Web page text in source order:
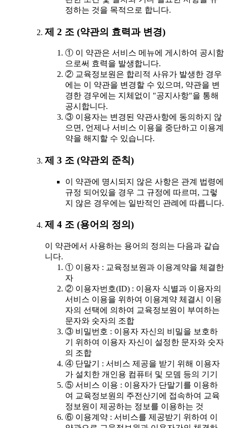
정하는 것을 목적으로 합니다.
제 2 조 (약관의 효력과 변경)
① 이 약관은 서비스 메뉴에 게시하여 공시함
으로써 효력을 발생합니다.
② 교육정보원은 합리적 사유가 발생한 경우
에는 이 약관을 변경할 수 있으며, 약관을 변
경한 경우에는 지체없이 "공지사항"을 통해
공시합니다.
③ 이용자는 변경된 약관사항에 동의하지 않
으면, 언제나 서비스 이용을 중단하고 이용계
약을 해지할 수 있습니다.
제 3 조 (약관외 준칙)
이 약관에 명시되지 않은 사항은 관계 법령에
규정 되어있을 경우 그 규정에 따르며, 그렇
지 않은 경우에는 일반적인 관례에 따릅니다.
제 4 조 (용어의 정의)
이 약관에서 사용하는 용어의 정의는 다음과 같습
니다.
① 이용자 : 교육정보원과 이용계약을 체결한
자
② 이용자번호(ID) : 이용자 식별과 이용자의
서비스 이용을 위하여 이용계약 체결시 이용
자의 선택에 의하여 교육정보원이 부여하는
문자와 숫자의 조합
③ 비밀번호 : 이용자 자신의 비밀을 보호하
기 위하여 이용자 자신이 설정한 문자와 숫자
의 조합
④ 단말기 : 서비스 제공을 받기 위해 이용자
가 설치한 개인용 컴퓨터 및 모뎀 등의 기기
⑤ 서비스 이용 : 이용자가 단말기를 이용하
여 교육정보원의 주전산기에 접속하여 교육
정보원이 제공하는 정보를 이용하는 것
⑥ 이용계약 : 서비스를 제공받기 위하여 이